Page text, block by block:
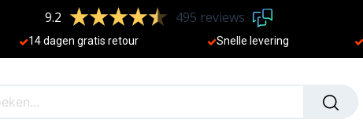
9.2 495 reviews
14 dagen gratis retour Sne lle levering